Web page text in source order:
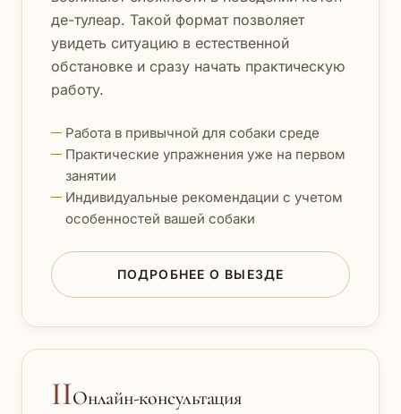
де-тулеар. Такой формат позволяет
увидеть ситуацию в естественной
обстановке и сразу начать практическую
работу.
Работа в привычной для собаки среде
Практические упражнения уже на первом
занятии
Индивидуальные рекомендации с учетом
особенностей вашей собаки
ПОДРОБНЕЕ О ВЫЕЗДЕ
IIОнлайн-консультация